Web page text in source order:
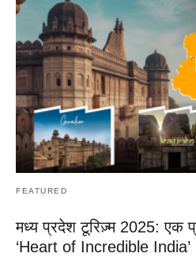
FEATURED
मध्य प्रदेश टूरिज़्म 2025: एक
‘Heart of Incredible India’